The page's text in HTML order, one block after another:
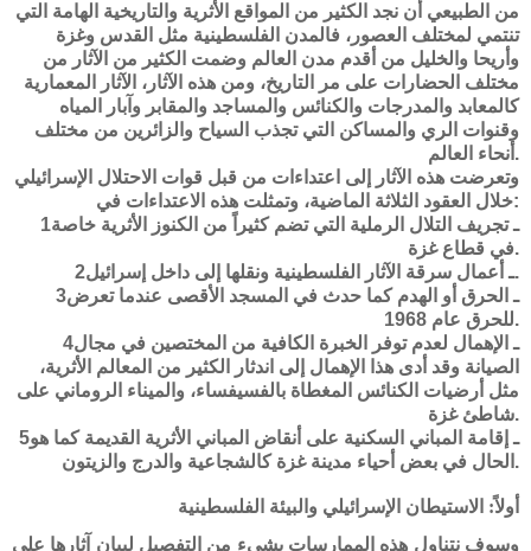
من الطبيعي أن نجد الكثير من المواقع الأثرية والتاريخية الهامة التي
تنتمي لمختلف العصور، فالمدن الفلسطينية مثل القدس وغزة
وأريحا والخليل من أقدم مدن العالم وضمت الكثير من الآثار من
مختلف الحضارات على مر التاريخ، ومن هذه الآثار، الآثار المعمارية
كالمعابد والمدرجات والكنائس والمساجد والمقابر وآبار المياه
وقنوات الري والمساكن التي تجذب السياح والزائرين من مختلف
أنحاء العالم.
وتعرضت هذه الآثار إلى اعتداءات من قبل قوات الاحتلال الإسرائيلي
خلال العقود الثلاثة الماضية، وتمثلت هذه الاعتداءات في:
1ـ تجريف التلال الرملية التي تضم كثيراً من الكنوز الأثرية خاصة
في قطاع غزة.
2ـ أعمال سرقة الآثار الفلسطينية ونقلها إلى داخل إسرائيل.
3ـ الحرق أو الهدم كما حدث في المسجد الأقصى عندما تعرض
للحرق عام 1968.
4ـ الإهمال لعدم توفر الخبرة الكافية من المختصين في مجال
الصيانة وقد أدى هذا الإهمال إلى اندثار الكثير من المعالم الأثرية،
مثل أرضيات الكنائس المغطاة بالفسيفساء، والميناء الروماني على
شاطئ غزة.
5ـ إقامة المباني السكنية على أنقاض المباني الأثرية القديمة كما هو
الحال في بعض أحياء مدينة غزة كالشجاعية والدرج والزيتون.
أولاً: الاستيطان الإسرائيلي والبيئة الفلسطينية
وسوف نتناول هذه الممارسات بشيء من التفصيل لبيان آثارها على